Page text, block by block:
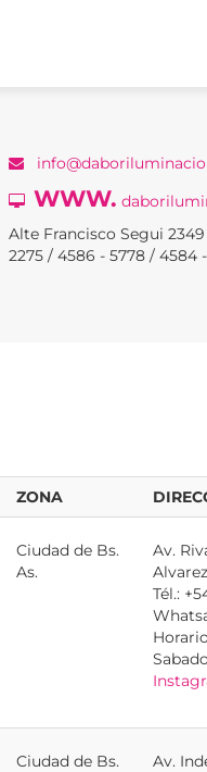
WWW.
Alte Francisco Segui 2349
2275 / 4586 - 5778 / 4584
ZONA
Ciudad de Bs.
As.
Av.
Tél.:
Ciudad de Bs.
Av.